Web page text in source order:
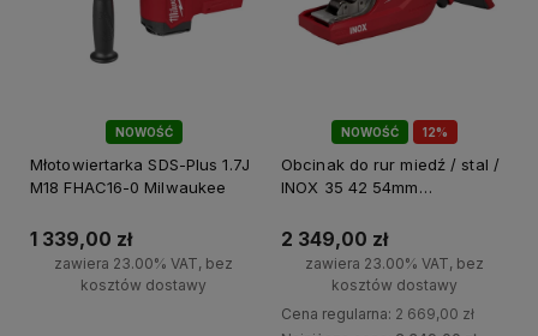
NOWOŚĆ
Młotowiertarka SDS-Plus 1.7J
M18 FHAC16-0 Milwaukee
1 339,00 zł
zawiera 23.00% VAT, bez
kosztów dostawy
12%
NOWOŚĆ
Obcinak do rur miedź / stal /
INOX 35 42 54mm
Milwaukee
2 349,00 zł
zawiera 23.00% VAT, bez
kosztów dostawy
Cena regularna: 2 669,00 zł